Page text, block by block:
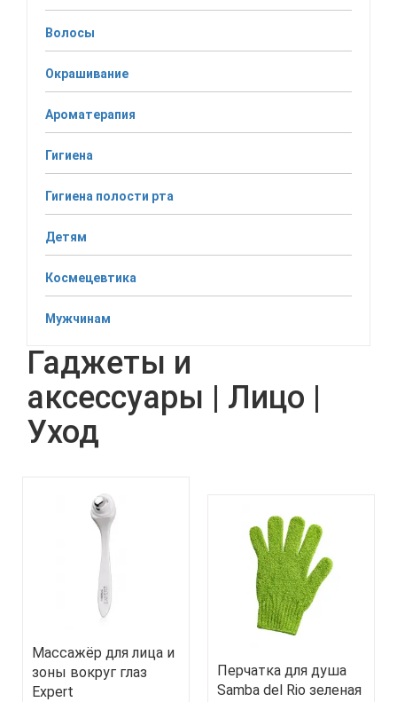
Волосы
Окрашивание
Ароматерапия
Гигиена
Гигиена полости рта
Детям
Космецевтика
Мужчинам
Гаджеты и
аксессуары | Лицо |
Уход
Массажёр для лица и
зоны вокруг глаз
Expert
Перчатка для душа
Samba del Rio зеленая